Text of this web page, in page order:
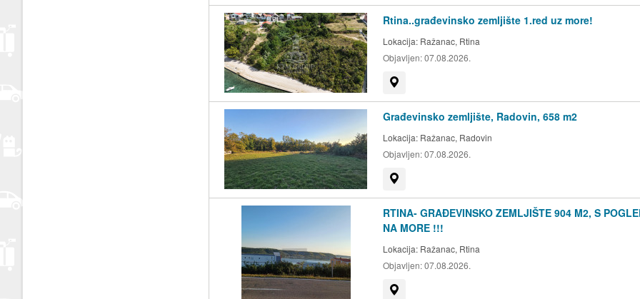
Rtina..građevinsko zemljište 1.red uz more!
Lokacija: Ražanac, Rtina
Objavljen:07.08.2026.
Građevinsko zemljište, Radovin, 658 m2
Lokacija: Ražanac, Radovin
Objavljen:07.08.2026.
RTINA- GRAĐEVINSKO ZEMLJIŠTE 904 M2, S
NA MORE !!!
Lokacija: Ražanac, Rtina
Objavljen:07.08.2026.